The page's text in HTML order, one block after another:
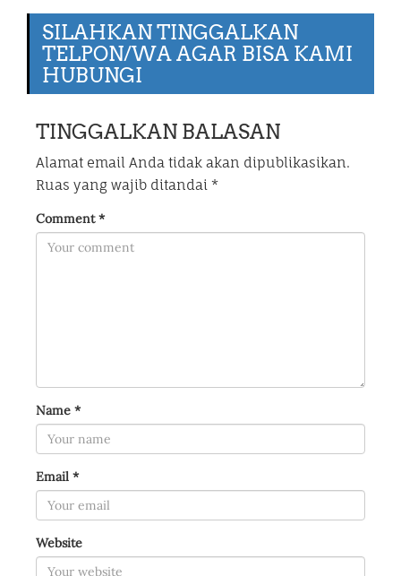
SILAHKAN TINGGALKAN
TELPON/WA AGAR BISA KAMI
HUBUNGI
TINGGALKAN BALASAN
Alamat email Anda tidak akan dipublikasikan.
Ruas yang wajib ditandai *
Comment*
Name *
Email *
Website